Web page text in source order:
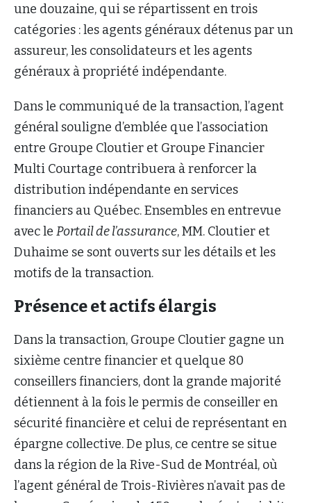
une douzaine, qui se répartissent en trois
catégories : les agents généraux détenus par un
assureur, les consolidateurs et les agents
généraux à propriété indépendante.
Dans le communiqué de la transaction, l’agent
général souligne d’emblée que l’association
entre Groupe Cloutier et Groupe Financier
Multi Courtage contribuera à renforcer la
distribution indépendante en services
financiers au Québec. Ensembles en entrevue
avec le Portail de l’assurance, MM. Cloutier et
Duhaime se sont ouverts sur les détails et les
motifs de la transaction.
Présence et actifs élargis
Dans la transaction, Groupe Cloutier gagne un
sixième centre financier et quelque 80
conseillers financiers, dont la grande majorité
détiennent à la fois le permis de conseiller en
sécurité financière et celui de représentant en
épargne collective. De plus, ce centre se situe
dans la région de la Rive-Sud de Montréal, où
l’agent général de Trois-Rivières n’avait pas de